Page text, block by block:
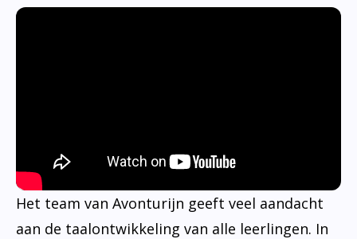
Het team van Avonturijn geeft veel aandacht
aan de taalontwikkeling van alle leerlingen. In